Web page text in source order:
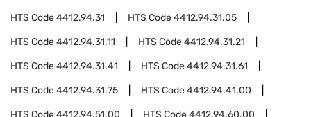
HTS Code4412.94.31 HTS Code4412.94.31.05
HTS Code4412.94.31.11 HTS Code4412.94.31.21
HTS Code4412.94.31.41 HTS Code4412.94.31.61
HTS Code4412.94.31.75 HTS Code4412.94.41.00
HTS Code4412.94.51.00 HTS Code4412.94.60.00